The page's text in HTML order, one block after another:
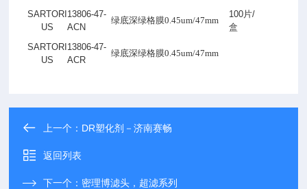
SARTORI
US
13806-47-
ACN
绿底深绿格膜0.45um/47mm
100片/
盒
SARTORI
US
13806-47-
ACR
绿底深绿格膜0.45um/47mm
上一个： DR塑化剂－济南赛畅
返回列表
下一个： 密理博滤头，超滤系列